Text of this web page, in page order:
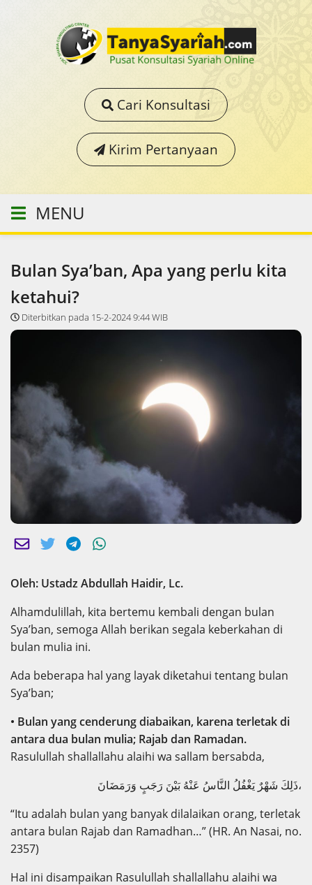
Cari Konsultasi
Kirim Pertanyaan
MENU
Bulan Sya’ban, Apa yang perlu kita
ketahui?
Diterbitkan pada 15-2-2024 9:44 WIB
Oleh: Ustadz Abdullah Haidir, Lc.
Alhamdulillah, kita bertemu kembali dengan bulan
Sya’ban, semoga Allah berikan segala keberkahan di
bulan mulia ini.
Ada beberapa hal yang layak diketahui tentang bulan
Sya’ban;
• Bulan yang cenderung diabaikan, karena terletak di
antara dua bulan mulia; Rajab dan Ramadan.
Rasulullah shallallahu alaihi wa sallam bersabda,
ذَلِكَ شَهْرٌ يَغْفُلُ النَّاسُ عَنْهُ بَيْنَ رَجَبٍ وَرَمَضَانَ،
“Itu adalah bulan yang banyak dilalaikan orang, terletak
antara bulan Rajab dan Ramadhan…” (HR. An Nasai, no.
2357)
Hal ini disampaikan Rasulullah shallallahu alaihi wa